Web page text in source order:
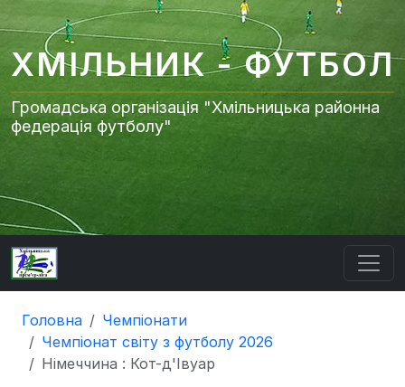
ХМІЛЬНИК - ФУТБОЛ
Громадська організація "Хмільницька районна
федерація футболу"
Головна
Чемпіонати
Чемпіонат світу з футболу 2026
Німеччина : Кот-д'Івуар